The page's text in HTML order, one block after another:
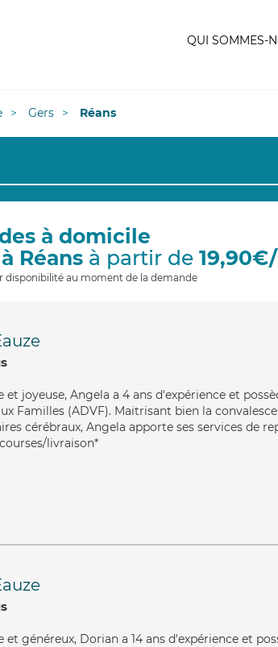
QUI SOMMES-
Gers Réans
à domicile
à Réans à partir de
disponibilité au moment de la demande
et joyeuse, Angela a 4 ans d'expérience et
Familles (ADVF). Maitrisant bien la
cérébraux, Angela apporte ses services de
livraison*
et généreux, Dorian a 14 ans d'expérience et